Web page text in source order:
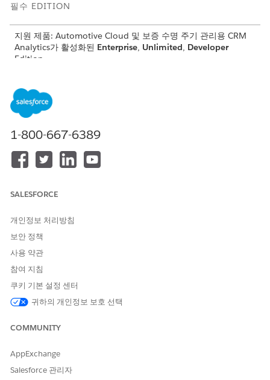
필수 EDITION
지원 제품: Automotive Cloud 및 보증 수명 주기 관리용 CRM
Analytics가 활성화된 Enterprise, Unlimited, Developer
Edition
가지 페이지가 포함되어 있습니다. 지역, 딜러, 제품, 부품, 청구 상
태, 특정 기간에 따라 대시보드의 차트를 필터링합니다. 또한 기간
을 선택하여 데이터를 비교하고 청구 진행 상황을 분석합니다.
청구 심층 분석: 페이지를 사용하여 딜러, 부품, 비용을 기반으
로 보증 청구에 대한 인사이트를 얻습니다. 청구 금액을 기반으
로 딜러를 분석하고 더 많은 청구를 유발하는 부품을 식별하고
청구 분포: 페이지를 사용하여 특정 지리적 위치 및 다양한 청구
보하여 청구량을 가장 많이 생성하는 딜러 위치를 식별하고, 청
구 처리 워크플로의 효율성을 평가하고, 청구 추세를 이해하여
즉시 주의를 기울여야 하는 부분을 식별합니다.
SLA 관리: 페이지를 사용하여 보증 수명 주기 프로세스 내 청구
전환 시간을 분석합니다. 청구 스테이지를 선택하여 청구가 첫
간 및 해당 스테이지에서 유지되는 평균 시간을 확인합니다. 이
러한 인사이트를 통해 전환 시간을 최소화하고 SLA 준수율을 향
을 선택하여 진행 상태를 비교 및 분석합니다.
1-800-667-6389
SALESFORCE
개인정보 처리방침
보안 정책
사용 약관
참여 지침
쿠키 기본 설정 센터
귀하의 개인정보 보호 선택
COMMUNITY
AppExchange
Salesforce 관리자